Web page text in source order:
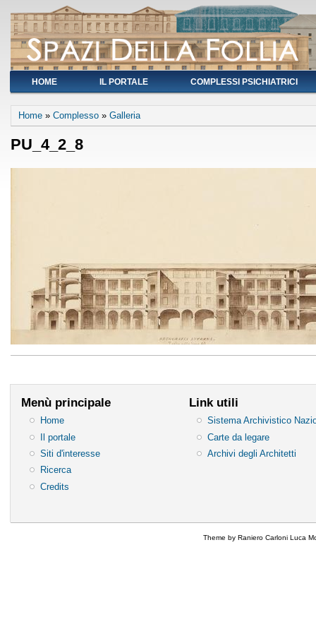
HOME IL PORTALE COMPLESSI PSICHIATRICI
You are here
Home » Complesso » Galleria
PU_4_2_8
Menù principale
Home
Il portale
Siti d'interesse
Ricerca
Credits
Link utili
Sistema Archivistico
Carte da legare
Archivi degli Architetti
Theme by Raniero Carloni Luca